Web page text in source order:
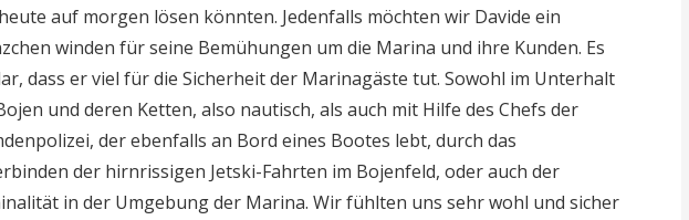
auf morgen lösen könnten. Jedenfalls möchten wir Davide ein
winden für seine Bemühungen um die Marina und ihre Kunden. Es
dass er viel für die Sicherheit der Marinagäste tut. Sowohl im Unterhalt
und deren Ketten, also nautisch, als auch mit Hilfe des Chefs der
der ebenfalls an Bord eines Bootes lebt, durch das
der hirnrissigen Jetski-Fahrten im Bojenfeld, oder auch der
in der Umgebung der Marina. Wir fühlten uns sehr wohl und sicher